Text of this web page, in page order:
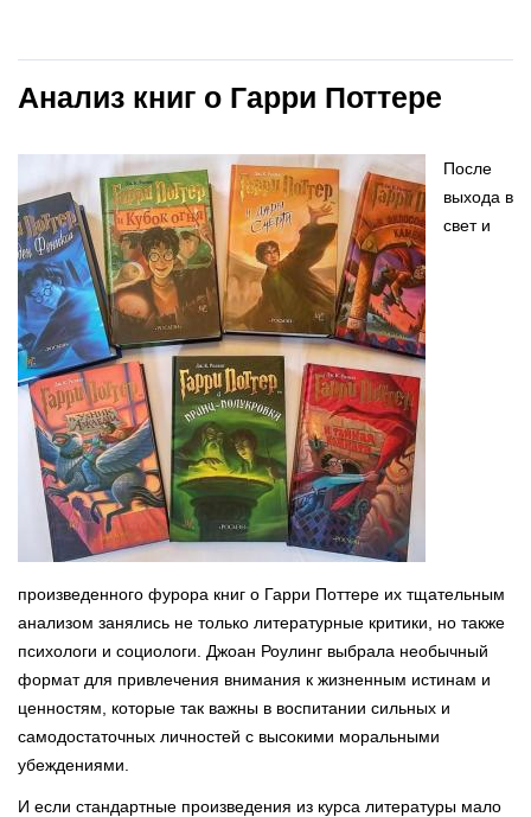
Анализ книг о Гарри Поттере
После
выхода в
свет и
произведенного фурора книг о Гарри Поттере их тщательным
анализом занялись не только литературные критики, но также
психологи и социологи. Джоан Роулинг выбрала необычный
формат для привлечения внимания к жизненным истинам и
ценностям, которые так важны в воспитании сильных и
самодостаточных личностей с высокими моральными
убеждениями.
И если стандартные произведения из курса литературы мало